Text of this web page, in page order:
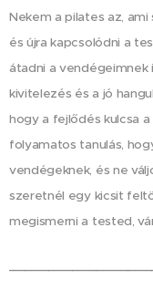
Nekem a pilates az,
és újra kapcsolódni a
átadni a vendégeimnek
kivitelezés és a jó
hogy a fejlődés kulcsa
folyamatos tanulás,
vendégeknek, és ne
szeretnél egy kicsit
megismerni a tested,